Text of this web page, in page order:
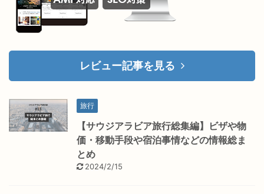
レビュー記事を見る
旅行
【サウジアラビア旅行総集編】ビザや物
価・移動手段や宿泊事情などの情報総ま
とめ
2024/2/15